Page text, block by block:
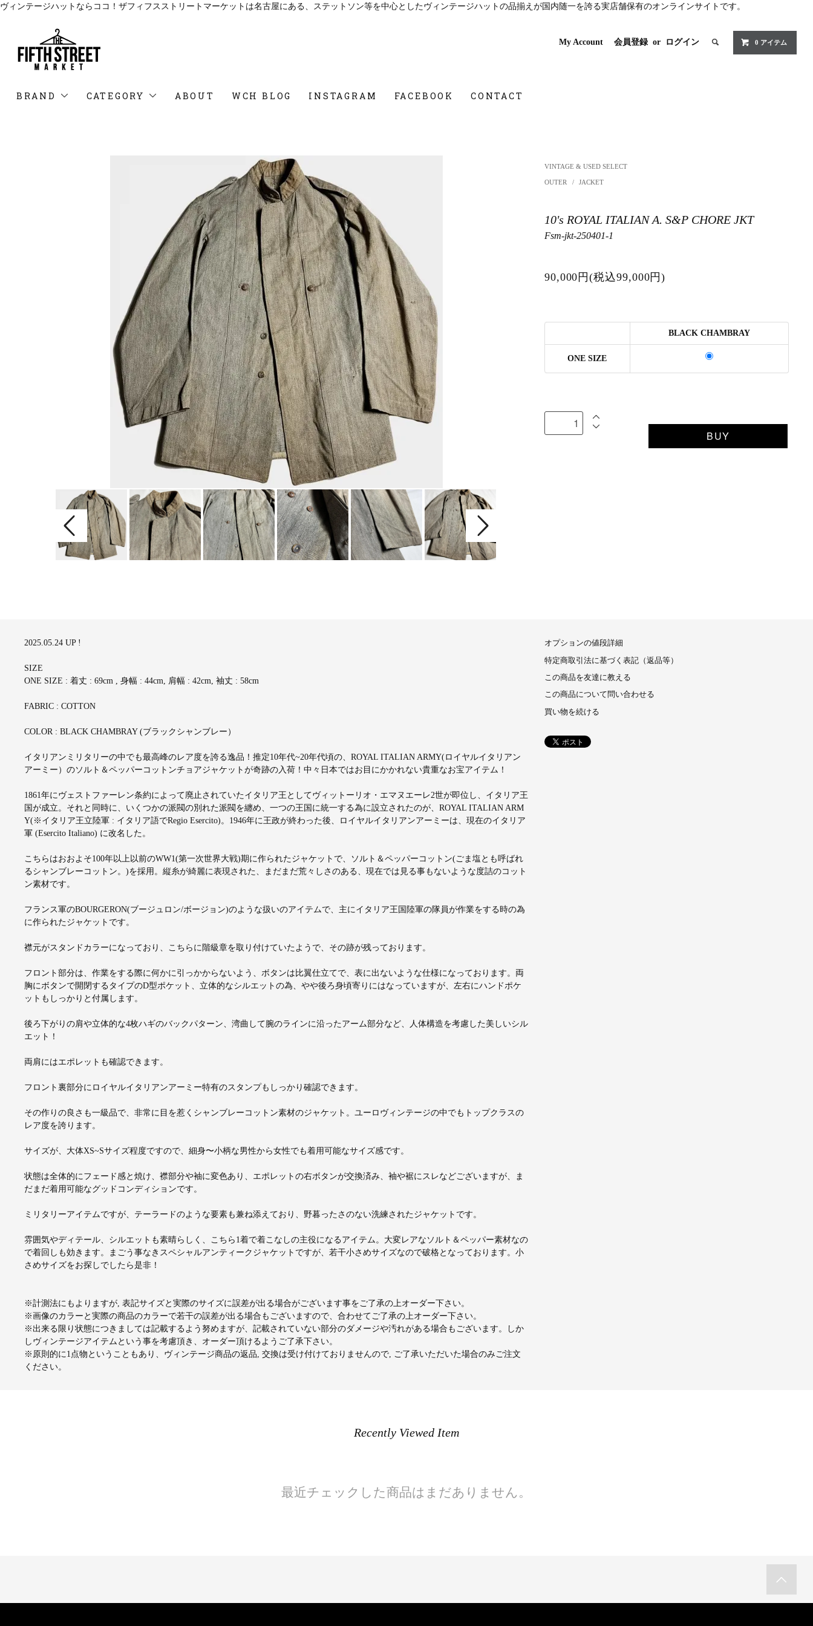
ヴィンテージハットならココ！ザフィフスストリートマーケットは名古屋にある、ステットソン等を中心としたヴィンテージハットの品揃えが国内随一を誇る実店舗保有のオンラインサイトです。
My Account 会員登録 or ログイン 0 アイテム
BRAND CATEGORY ABOUT WCH BLOG INSTAGRAM FACEBOOK CONTACT
VINTAGE & USED SELECT
OUTER / JACKET
10's ROYAL ITALIAN A. S&P CHORE JKT
Fsm-jkt-250401-1
90,000円(税込99,000円)
BLACK CHAMBRAY
ONE SIZE
BUY
2025.05.24 UP !
SIZE
ONE SIZE : 着丈 : 69cm , 身幅 : 44cm, 肩幅 : 42cm, 袖丈 : 58cm
FABRIC : COTTON
COLOR : BLACK CHAMBRAY (ブラックシャンブレー）
イタリアンミリタリーの中でも最高峰のレア度を誇る逸品！推定10年代~20年代頃の、ROYAL ITALIAN ARMY(ロイヤルイタリアン
アーミー）のソルト＆ペッパーコットンチョアジャケットが奇跡の入荷！中々日本ではお目にかかれない貴重なお宝アイテム！
1861年にヴェストファーレン条約によって廃止されていたイタリア王としてヴィットーリオ・エマヌエーレ2世が即位し、イタリア王
国が成立。それと同時に、いくつかの派閥の別れた派閥を纏め、一つの王国に統一する為に設立されたのが、ROYAL ITALIAN ARM
Y(※イタリア王立陸軍 : イタリア語でRegio Esercito)。1946年に王政が終わった後、ロイヤルイタリアンアーミーは、現在のイタリア
軍 (Esercito Italiano) に改名した。
こちらはおおよそ100年以上以前のWW1(第一次世界大戦)期に作られたジャケットで、ソルト＆ペッパーコットン(ごま塩とも呼ばれ
るシャンブレーコットン。)を採用。縦糸が綺麗に表現された、まだまだ荒々しさのある、現在では見る事もないような度詰のコット
ン素材です。
フランス軍のBOURGERON(ブージュロン/ボージョン)のような扱いのアイテムで、主にイタリア王国陸軍の隊員が作業をする時の為
に作られたジャケットです。
襟元がスタンドカラーになっており、こちらに階級章を取り付けていたようで、その跡が残っております。
フロント部分は、作業をする際に何かに引っかからないよう、ボタンは比翼仕立てで、表に出ないような仕様になっております。両
胸にボタンで開閉するタイプのD型ポケット、立体的なシルエットの為、やや後ろ身頃寄りにはなっていますが、左右にハンドポケ
ットもしっかりと付属します。
後ろ下がりの肩や立体的な4枚ハギのバックパターン、湾曲して腕のラインに沿ったアーム部分など、人体構造を考慮した美しいシル
エット！
両肩にはエポレットも確認できます。
フロント裏部分にロイヤルイタリアンアーミー特有のスタンプもしっかり確認できます。
その作りの良さも一級品で、非常に目を惹くシャンブレーコットン素材のジャケット。ユーロヴィンテージの中でもトップクラスの
レア度を誇ります。
サイズが、大体XS~Sサイズ程度ですので、細身〜小柄な男性から女性でも着用可能なサイズ感です。
状態は全体的にフェード感と焼け、襟部分や袖に変色あり、エポレットの右ボタンが交換済み、袖や裾にスレなどございますが、ま
だまだ着用可能なグッドコンディションです。
ミリタリーアイテムですが、テーラードのような要素も兼ね添えており、野暮ったさのない洗練されたジャケットです。
雰囲気やディテール、シルエットも素晴らしく、こちら1着で着こなしの主役になるアイテム。大変レアなソルト＆ペッパー素材なの
で着回しも効きます。まごう事なきスペシャルアンティークジャケットですが、若干小さめサイズなので破格となっております。小
さめサイズをお探しでしたら是非！
※計測法にもよりますが, 表記サイズと実際のサイズに誤差が出る場合がございます事をご了承の上オーダー下さい。
※画像のカラーと実際の商品のカラーで若干の誤差が出る場合もございますので、合わせてご了承の上オーダー下さい。
※出来る限り状態につきましては記載するよう努めますが、記載されていない部分のダメージや汚れがある場合もございます。しか
しヴィンテージアイテムという事を考慮頂き、オーダー頂けるようご了承下さい。
※原則的に1点物ということもあり、ヴィンテージ商品の返品, 交換は受け付けておりませんので, ご了承いただいた場合のみご注文
ください。
オプションの値段詳細
特定商取引法に基づく表記（返品等）
この商品を友達に教える
この商品について問い合わせる
買い物を続ける
Recently Viewed Item
最近チェックした商品はまだありません。